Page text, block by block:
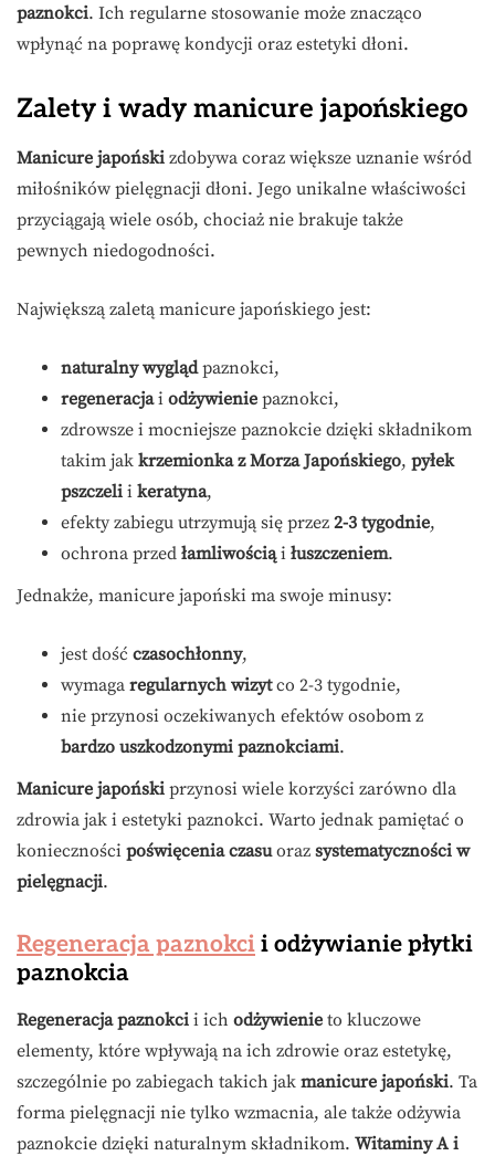
paznokci. Ich regularne stosowanie może znacząco
wpłynąć na poprawę kondycji oraz estetyki dłoni.
Zalety i wady manicure japońskiego
Manicure japoński zdobywa coraz większe uznanie wśród
miłośników pielęgnacji dłoni. Jego unikalne właściwości
przyciągają wiele osób, chociaż nie brakuje także
pewnych niedogodności.
Największą zaletą manicure japońskiego jest:
naturalny wyglądpaznokci,
regeneracjai odżywienie paznokci,
zdrowsze i mocniejsze paznokcie dzięki składnikom
takim jak krzemionka z Morza Japońskiego, pyłek
pszczeli i keratyna,
efekty zabiegu utrzymują się przez 2-3 tygodnie,
ochrona przed łamliwościąi łuszczeniem.
Jednakże, manicure japoński ma swoje minusy:
jest dość czasochłonny,
wymaga regularnych wizytco 2-3 tygodnie,
nie przynosi oczekiwanych efektów osobom z
bardzo uszkodzonymi paznokciami.
Manicure japoński przynosi wiele korzyści zarówno dla
zdrowia jak i estetyki paznokci. Warto jednak pamiętać o
konieczności poświęcenia czasuoraz systematyczności w
pielęgnacji.
Regeneracja paznokci i odżywianie płytki
paznokcia
Regeneracja paznokci i ich odżywienie to kluczowe
elementy, które wpływają na ich zdrowie oraz estetykę,
szczególnie po zabiegach takich jak manicure japoński. Ta
forma pielęgnacji nie tylko wzmacnia, ale także odżywia
paznokcie dzięki naturalnym składnikom. Witaminy A i